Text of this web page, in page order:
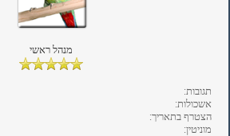
מנהל ראשי
תגובות:
אשכולות:
הצטרף בתאריך:
מוניטין: